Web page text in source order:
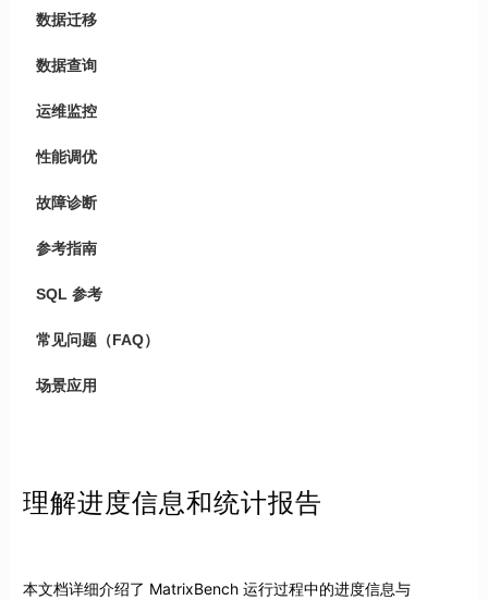
数据迁移
数据查询
运维监控
性能调优
故障诊断
参考指南
SQL 参考
常见问题（FAQ）
场景应用
理解进度信息和统计报告
本文档详细介绍了 MatrixBench 运行过程中的进度信息与